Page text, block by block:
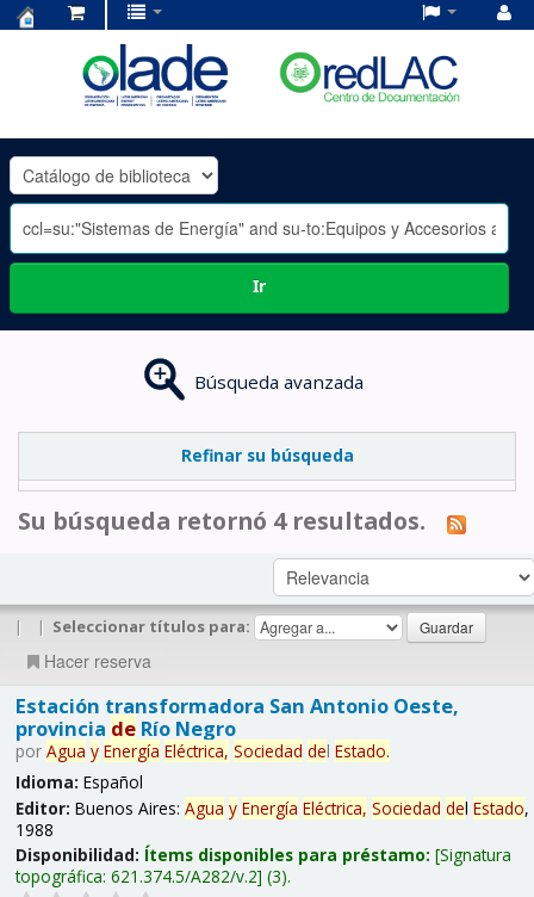
OLADE
-
Ir
Búsqueda avanzada
Refinar su búsqueda
Su búsqueda retornó 4 resultados.
| | Seleccionar títulos para:
Hacer reserva
Estación transformadora San Antonio Oeste,
provincia deRío Negro
por Agua y Energía Eléctrica, Sociedad del Estado.
Idioma: Español
Editor: Buenos Aires: Agua y Energía Eléctrica, Sociedad del Estado,
1988
Disponibilidad: Ítems disponibles para préstamo: Signatura
topográfica: 621.374.5/A282/v.2 (3).